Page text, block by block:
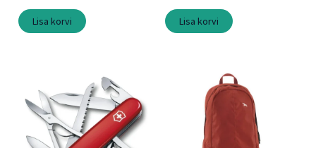
Lisa korvi Lisa korvi